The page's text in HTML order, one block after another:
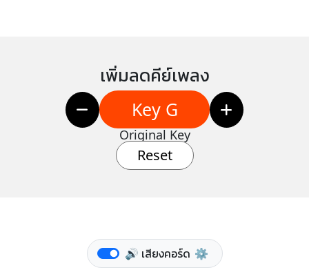
เพิ่มลดคีย์เพลง
Key G
Original Key
Reset
🔊 เสียงคอร์ด ⚙️